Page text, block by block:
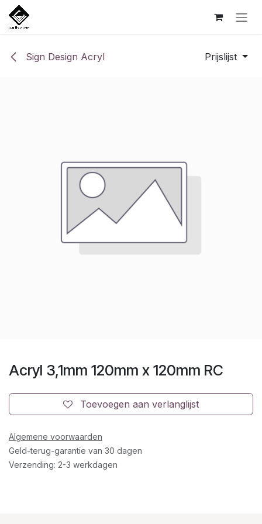
Overslaan naar inhoud
Sign Design Acryl Prijslijst
Acryl 3,1mm 120mm x 120mm RC
Toevoegen aan verlanglijst
Algemene voorwaarden
Geld-terug-garantie van 30 dagen
Verzending: 2-3 werkdagen